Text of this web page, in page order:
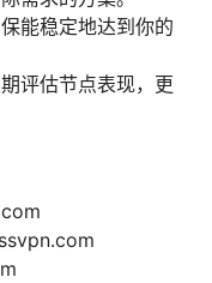
能稳定地达到你的
评估节点表现，更